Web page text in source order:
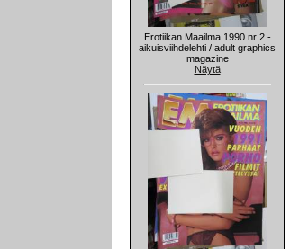
Erotiikan Maailma 1990 nr 2 -
aikuisviihdelehti / adult graphics
magazine
Näytä